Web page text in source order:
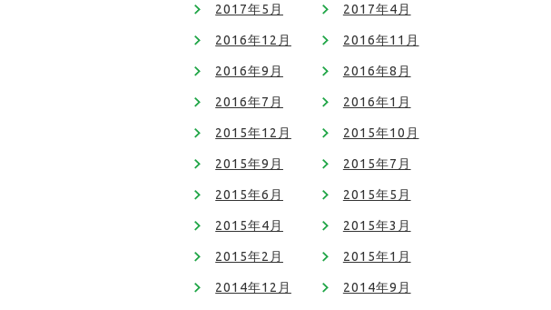
2017年5月 2017年4月
2016年12月 2016年11月
2016年9月 2016年8月
2016年7月 2016年1月
2015年12月 2015年10月
2015年9月 2015年7月
2015年6月 2015年5月
2015年4月 2015年3月
2015年2月 2015年1月
2014年12月 2014年9月